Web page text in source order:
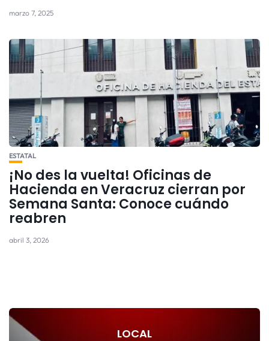
marzo 7, 2025
ESTATAL
¡No des la vuelta! Oficinas de
Hacienda en Veracruz cierran por
Semana Santa: Conoce cuándo
reabren
abril 3, 2026
LOCAL